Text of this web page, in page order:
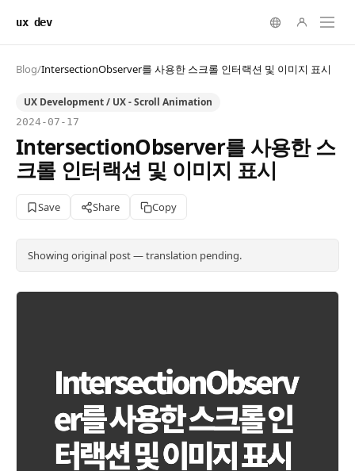
ux dev
Blog/IntersectionObserver를 사용한 스크롤 인터랙션 및 이미지 표시
UX Development / UX - Scroll Animation
2024-07-17
IntersectionObserver를 사용한 스
크롤 인터랙션 및 이미지 표시
Save Share Copy
Showing original post — translation pending.